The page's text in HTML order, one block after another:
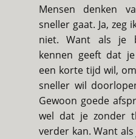
Mensen denken
sneller gaat. Ja, zeg
niet. Want als je
kennen geeft dat
een korte tijd wil,
sneller wil
Gewoon goede
wel dat je zonder
verder kan. Want